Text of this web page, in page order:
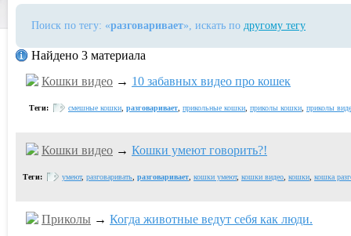
Поиск по тегу: «разговаривает», искать по другому тегу
Найдено 3 материала
Кошки видео → 10 забавных видео про кошек
Теги: смешные кошки разговаривает прикольные кошки приколы кошки приколы
Кошки видео → Кошки умеют говорить?!
Теги: умеют, разговаривать разговаривает кошки умеют, кошки видео кошки кошка
Приколы → Когда животные ведут себя как люди.